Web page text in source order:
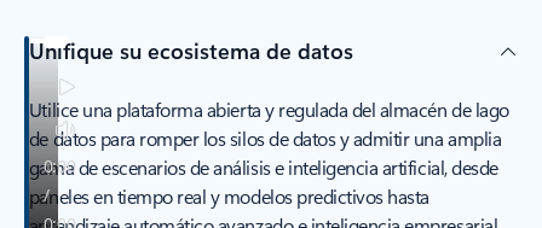
Unifique su ecosistema de datos
Utilice una plataforma abierta y regulada del almacén de lago
de datos para romper los silos de datos y admitir una amplia
gama de escenarios de análisis e inteligencia artificial, desde
paneles en tiempo real y modelos predictivos hasta